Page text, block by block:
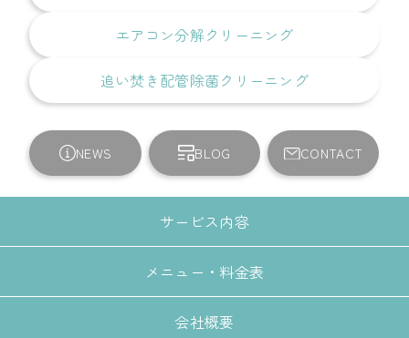
エアコン分解クリーニング
追い焚き配管除菌クリーニング
NEWS BLOG CONTACT
サービス内容
メニュー・料金表
会社概要